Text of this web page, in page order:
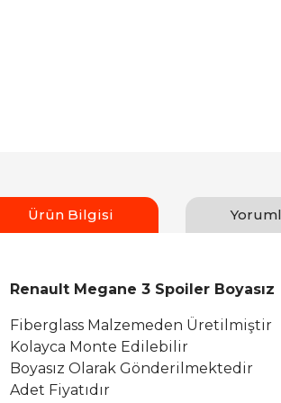
Ürün Bilgisi
Renault Megane 3 Spoiler Boyasız
Fiberglass Malzemeden Üretilmiştir
Kolayca Monte Edilebilir
Boyasız Olarak Gönderilmektedir
Adet Fiyatıdır